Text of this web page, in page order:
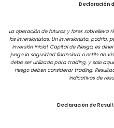
Declaración
La operación de futuros y forex sobrelleva
los inversionistas. Un inversionista,
inversión inicial. Capital de Riesgo, es
juego la seguridad financiera o estilo de
debe ser utilizado para trading, y solo
riesgo deben considerar trading.
indicativos de
Declaración de